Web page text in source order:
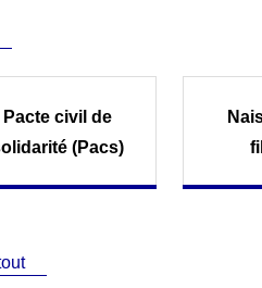
Pacte civil de
(Pacs)